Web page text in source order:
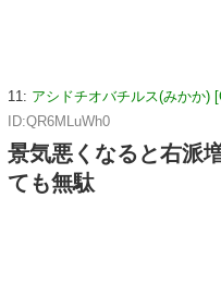
11: アシドチオバチルス(みかか)
ID:QR6MLuWh0
景気悪くなると右派
ても無駄